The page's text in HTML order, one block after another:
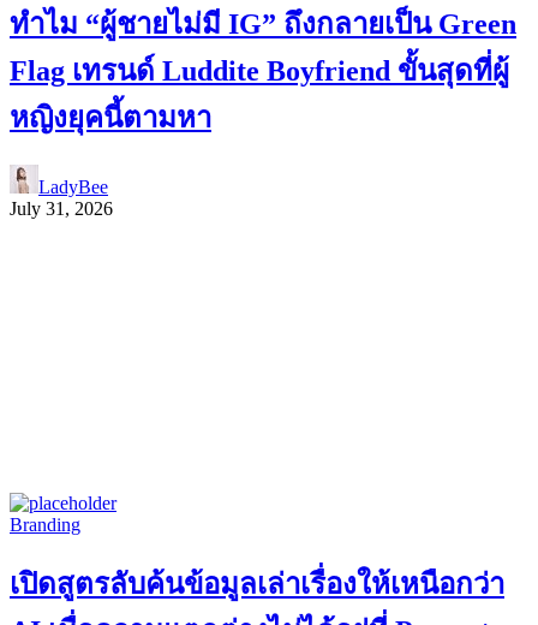
ทำไม “ผู้ชายไม่มี IG” ถึงกลายเป็น Green
Flag เทรนด์ Luddite Boyfriend ขั้นสุดที่ผู้
หญิงยุคนี้ตามหา
LadyBee
July 31, 2026
Branding
เปิดสูตรลับค้นข้อมูลเล่าเรื่องให้เหนือกว่า